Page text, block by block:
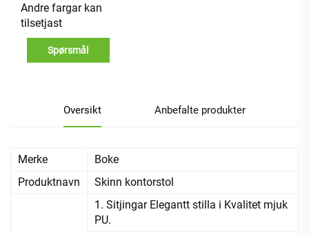
Andre fargar kan
tilsetjast
Spørsmål
Oversikt Anbefalte produkter
Merke
Boke
Produktnavn
Skinn kontorstol
1. Sitjingar Elegantt stilla i Kvalitet mjuk
PU.